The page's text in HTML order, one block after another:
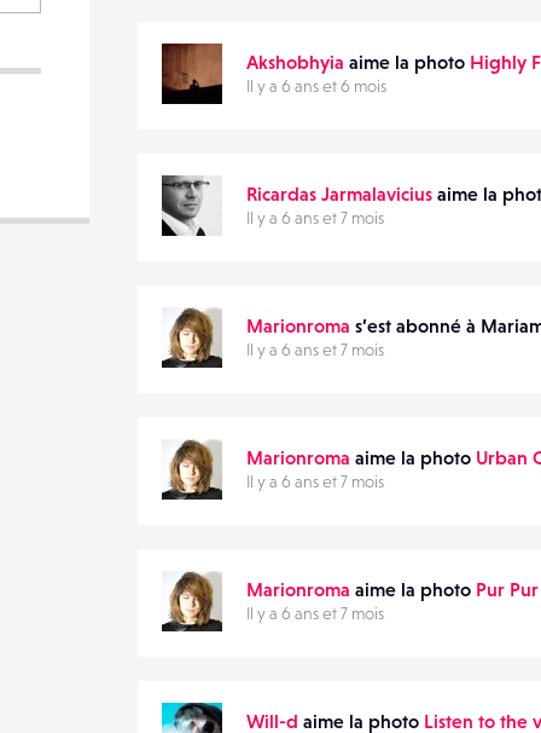
EMAIL
Akshobhyia aime la photo Highly
Il y a 6 ans et 6 mois
Ricardas Jarmalavicius aime la
Il y a 6 ans et 7 mois
Marionroma s’est abonné à
Il y a 6 ans et 7 mois
Marionroma aime la photo Urban
Il y a 6 ans et 7 mois
Marionroma aime la photo Pur Pur
Il y a 6 ans et 7 mois
Will-d aime la photo Listen to the